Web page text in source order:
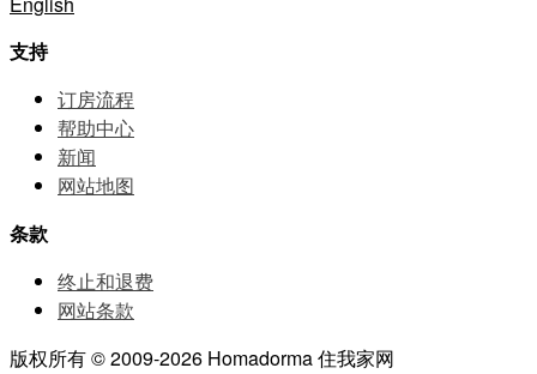
支持
订房流程
帮助中⼼
新闻
网站地图
条款
终止和退费
网站条款
版权所有 © 2009-2026 Homadorma 住我家网